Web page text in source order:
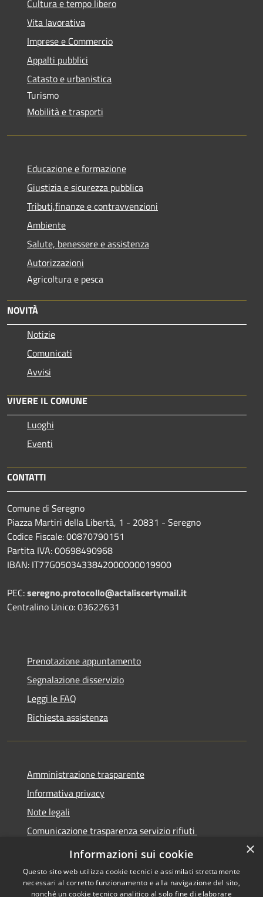
Cultura e tempo libero
Vita lavorativa
Imprese e Commercio
Appalti pubblici
Catasto e urbanistica
Turismo
Mobilità e trasporti
Educazione e formazione
Giustizia e sicurezza pubblica
Tributi,finanze e contravvenzioni
Ambiente
Salute, benessere e assistenza
Autorizzazioni
Agricoltura e pesca
NOVITÀ
Notizie
Comunicati
Avvisi
VIVERE IL COMUNE
Luoghi
Eventi
CONTATTI
Comune di Seregno
Piazza Martiri della Libertà, 1 - 20831 - Seregno
Codice Fiscale: 00870790151
Partita IVA: 00698490968
IBAN: IT77G0503433842000000019900
PEC:seregno.protocollo@actaliscertymail.it
Centralino Unico: 03622631
Prenotazione appuntamento
Segnalazione disservizio
Leggi le FAQ
Richiesta assistenza
Amministrazione trasparente
Informativa privacy
Note legali
Comunicazione trasparenza servizio rifiuti
Dichiarazione di accessibilità
×
Informazioni sui cookie
Questo sito web utilizza cookie tecnici e assimilati strettamente
necessari al corretto funzionamento e alla navigazione del sito,
nonché un cookie tecnico analitico al solo fine di elaborare